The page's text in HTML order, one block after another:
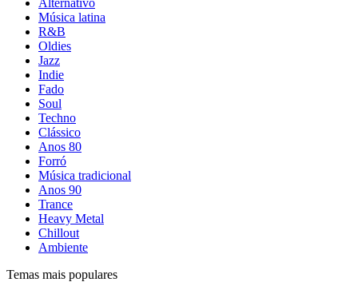
Alternativo
Música latina
R&B
Oldies
Jazz
Indie
Fado
Soul
Techno
Clássico
Anos 80
Forró
Música tradicional
Anos 90
Trance
Heavy Metal
Chillout
Ambiente
Temas mais populares